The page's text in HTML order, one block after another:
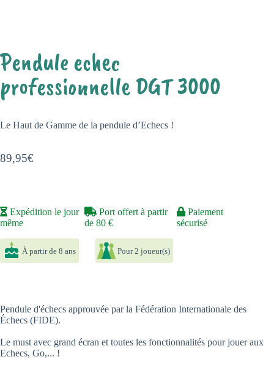
Pendule echec
professionnelle DGT 3000
89,95€
Le Haut de Gamme de la pendule d’Echecs !
Expédition le jour
même
Port offert à partir
de 80 €
Paiement
sécurisé
À partir de 8 ans Pour 2 joueur(s)
Pendule d'échecs approuvée par la Fédération Internationale des
Échecs (FIDE).
Le must avec grand écran et toutes les fonctionnalités pour jouer aux
Echecs, Go,... !